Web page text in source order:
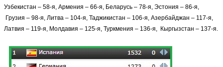
Узбекистан – 58-я, Армения – 66-я, Беларусь – 78-я, Эстония – 86-я,
Грузия – 98-я, Литва – 104-я, Таджикистан – 106-я, Азербайджан – 117-я,
Латвия – 119-я, Молдавия – 125-я, Туркмения – 136-я, Кыргызстан – 137-я.